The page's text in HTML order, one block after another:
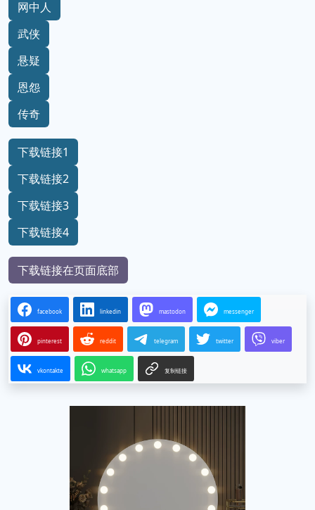
网中人
武侠
悬疑
恩怨
传奇
下载链接1
下载链接2
下载链接3
下载链接4
下载链接在页面底部
facebook linkedin mastodon messenger
pinterest reddit telegram twitter viber
vkontakte whatsapp 复制链接